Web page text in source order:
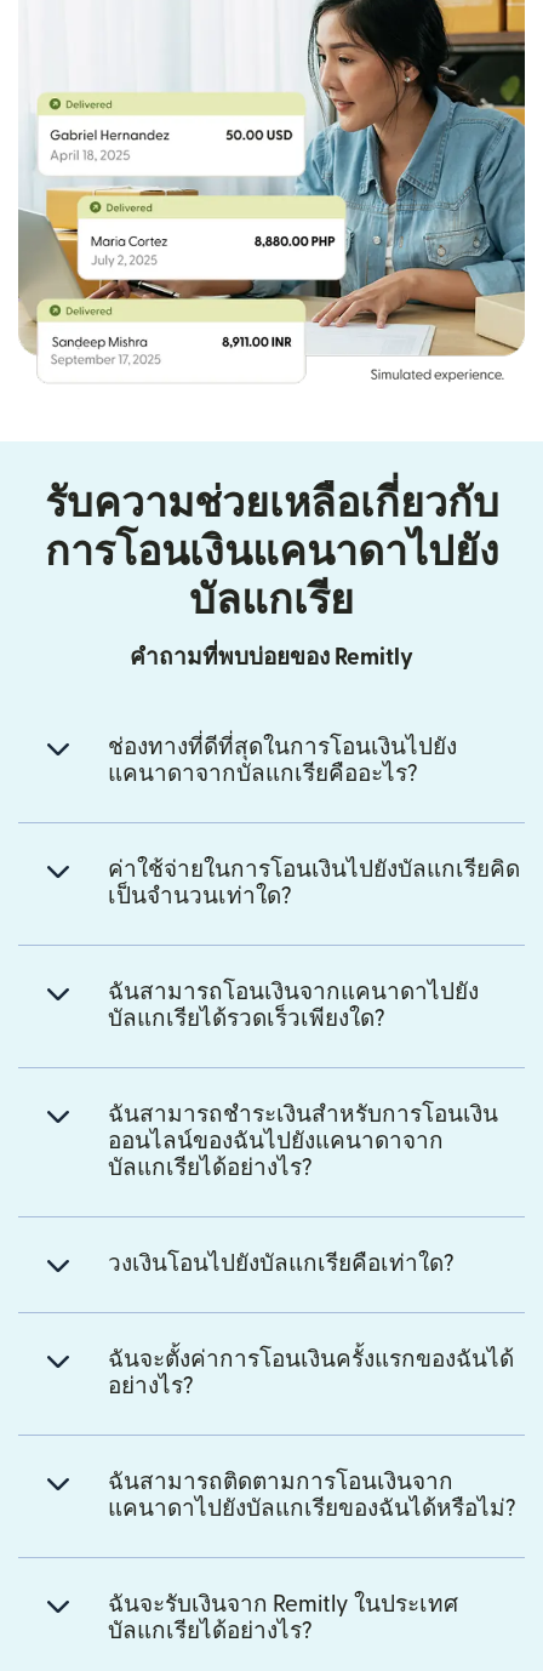
รับความช่วยเหลือเกี่ยวกับ
การโอนเงินแคนาดาไปยัง
บัลแกเรีย
คำถามที่พบบ่อยของ Remitly
ช่องทางที่ดีที่สุดในการโอนเงินไปยัง
แคนาดาจากบัลแกเรียคืออะไร?
ค่าใช้จ่ายในการโอนเงินไปยังบัลแกเรียคิด
เป็นจำนวนเท่าใด?
ฉันสามารถโอนเงินจากแคนาดาไปยัง
บัลแกเรียได้รวดเร็วเพียงใด?
ฉันสามารถชำระเงินสำหรับการโอนเงิน
ออนไลน์ของฉันไปยังแคนาดาจาก
บัลแกเรียได้อย่างไร?
วงเงินโอนไปยังบัลแกเรียคือเท่าใด?
ฉันจะตั้งค่าการโอนเงินครั้งแรกของฉันได้
อย่างไร?
ฉันสามารถติดตามการโอนเงินจาก
แคนาดาไปยังบัลแกเรียของฉันได้หรือไม่?
ฉันจะรับเงินจาก Remitly ในประเทศ
บัลแกเรียได้อย่างไร?